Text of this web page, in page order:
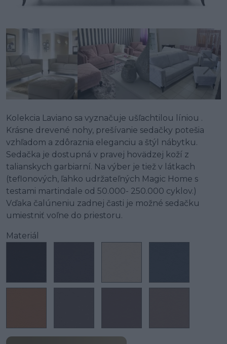
Kolekcia Laviano sa vyznačuje ušľachtilou líniou .
Krásne drevené nohy, prešívanie sedačky potešia
vzhľadom a zdôraznia eleganciu a štýl nábytku.
Sedačka je dostupná v pravej hovädzej koží z
talianskych garbiarní. Na výber je tiež v látkach
(teflonových, ľahko udržateľných Magic Home s
testami martindale od 50.000- 250.000 cyklov.)
Vďaka čalúneniu zadnej časti je možné sedačku
umiestniť voľne do priestoru.
Materiál